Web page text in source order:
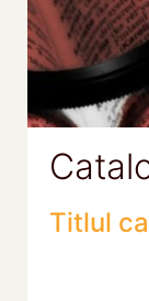
Titlul